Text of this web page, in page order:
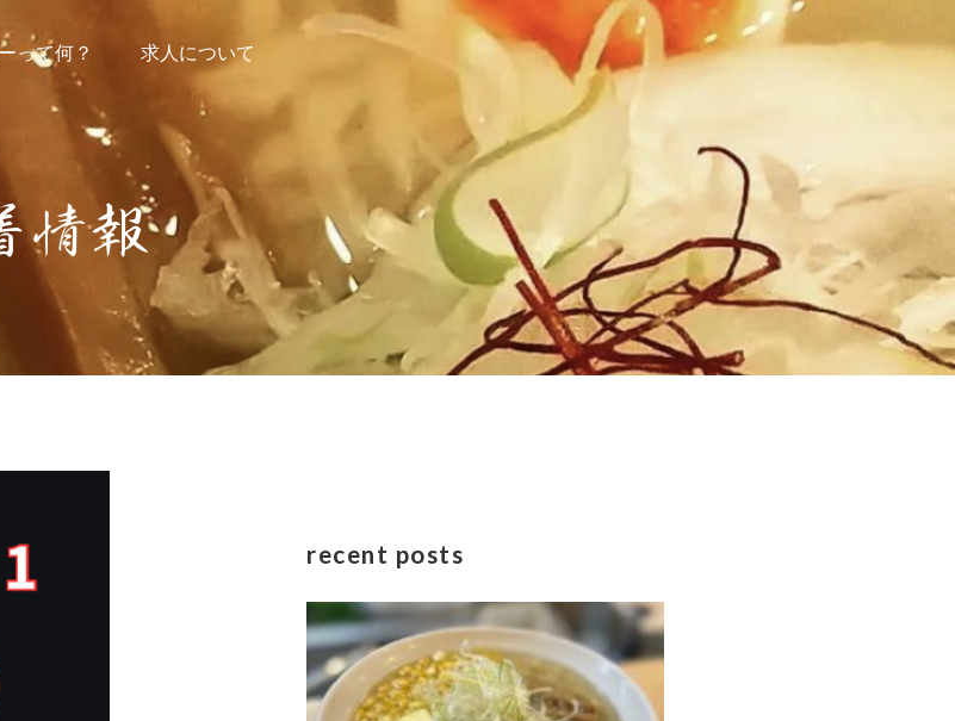
って何？ 求人について
recent posts